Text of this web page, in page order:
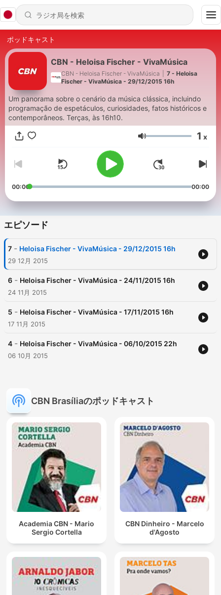
ポッドキャスト
CBN - Heloisa Fischer - VivaMúsica
CBN - Heloisa Fischer - VivaMúsica
7 - Heloisa
Fischer - VivaMúsica - 29/12/2015 16h
Um panorama sobre o cenário da música clássica, incluindo
programação de espetáculos, curiosidades, fatos históricos e
contemporâneos. Terças, às 16h10.
音量 1 x
00:00 00:00
エピソード
7 - Heloisa Fischer - VivaMúsica - 29/12/2015 16h
29 12月 2015
6 - Heloisa Fischer - VivaMúsica - 24/11/2015 16h
24 11月 2015
5 - Heloisa Fischer - VivaMúsica - 17/11/2015 16h
17 11月 2015
4 - Heloisa Fischer - VivaMúsica - 06/10/2015 22h
06 10月 2015
CBN Brasíliaのポッドキャスト
Academia CBN - Mario
Sergio Cortella
CBN Dinheiro - Marcelo
d'Agosto